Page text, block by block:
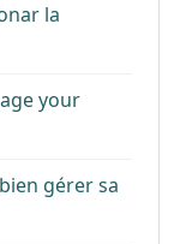
la
your
gérer sa